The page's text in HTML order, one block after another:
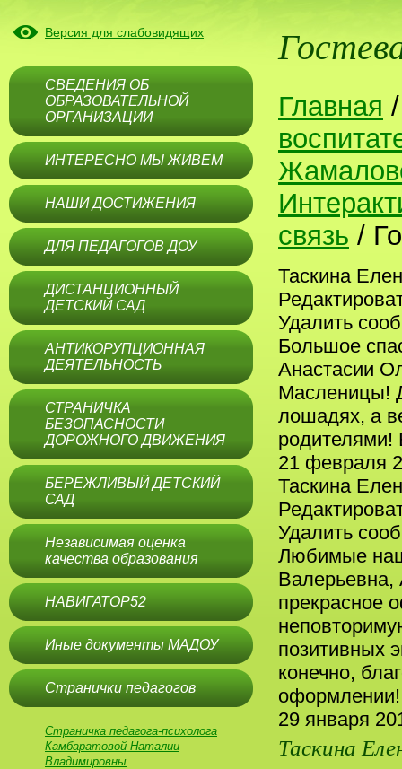
Версия для слабовидящих
СВЕДЕНИЯ ОБ
ОБРАЗОВАТЕЛЬНОЙ
ОРГАНИЗАЦИИ
ИНТЕРЕСНО МЫ ЖИВЕМ
НАШИ ДОСТИЖЕНИЯ
ДЛЯ ПЕДАГОГОВ ДОУ
ДИСТАНЦИОННЫЙ
ДЕТСКИЙ САД
АНТИКОРУПЦИОННАЯ
ДЕЯТЕЛЬНОСТЬ
СТРАНИЧКА
БЕЗОПАСНОСТИ
ДОРОЖНОГО ДВИЖЕНИЯ
БЕРЕЖЛИВЫЙ ДЕТСКИЙ
САД
Независимая оценка
качества образования
НАВИГАТОР52
Иные документы МАДОУ
Странички педагогов
Страничка педагога-психолога
Камбаратовой Наталии
Владимировны
Главная
связь /
Таскина
Удалить
Большое
Анастасии
Масленицы!
лошадях, а
родителями!
21 февраля
Таскина
Удалить
Любимые
Валерьевна,
прекрасное
позитивных
конечно,
оформлении!
29 января
Таскина